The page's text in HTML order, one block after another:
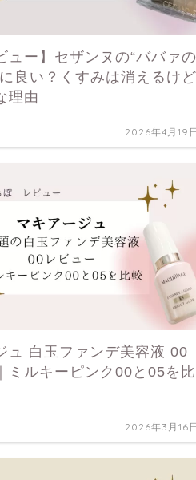
ュー】セザンヌの“ババァの
良い？くすみは消えるけど
理由
2026年4月19
ュ 白玉ファンデ美容液 00
ミルキーピンク00と05を比
2026年3月16